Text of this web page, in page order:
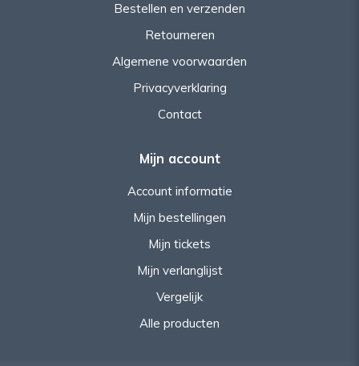
Bestellen en verzenden
Retourneren
Algemene voorwaarden
Privacyverklaring
Contact
Mijn account
Account informatie
Mijn bestellingen
Mijn tickets
Mijn verlanglijst
Vergelijk
Alle producten